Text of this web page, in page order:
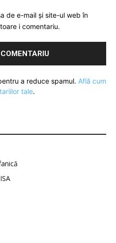
de e-mail și site-ul web în
i comentariu.
a reduce spamul. Află cum
tale.